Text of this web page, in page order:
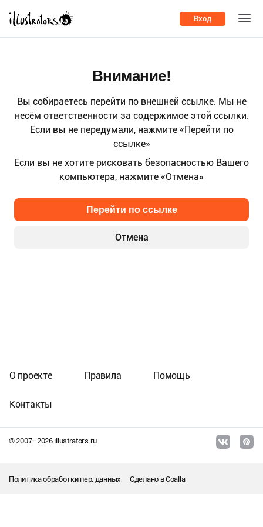
Вход
Внимание!
Вы собираетесь перейти по внешней ссылке. Мы не
несём ответственности за содержимое этой ссылки.
Если вы не передумали, нажмите «Перейти по
ссылке»
Если вы не хотите рисковать безопасностью Вашего
компьютера, нажмите «Отмена»
Отмена
Перейти по ссылке
© 2007–2026illustrators.ru
О проекте Правила Помощь
Контакты
Политика обработки пер. данных Сделано вCoalla